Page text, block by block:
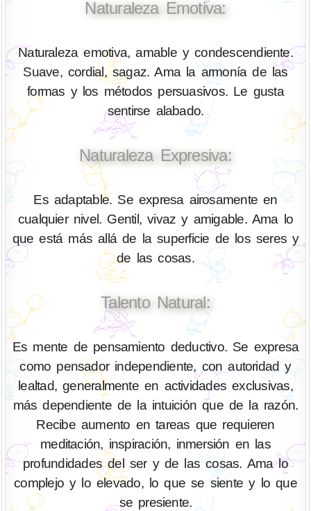
Naturaleza Emotiva:
Naturaleza emotiva, amable y condescendiente.
Suave, cordial, sagaz. Ama la armonía de las
formas y los métodos persuasivos. Le gusta
sentirse alabado.
Naturaleza Expresiva:
Es adaptable. Se expresa airosamente en
cualquier nivel. Gentil, vivaz y amigable. Ama lo
que está más allá de la superficie de los seres y
de las cosas.
Talento Natural:
Es mente de pensamiento deductivo. Se expresa
como pensador independiente, con autoridad y
lealtad, generalmente en actividades exclusivas,
más dependiente de la intuición que de la razón.
Recibe aumento en tareas que requieren
meditación, inspiración, inmersión en las
profundidades del ser y de las cosas. Ama lo
complejo y lo elevado, lo que se siente y lo que
se presiente.